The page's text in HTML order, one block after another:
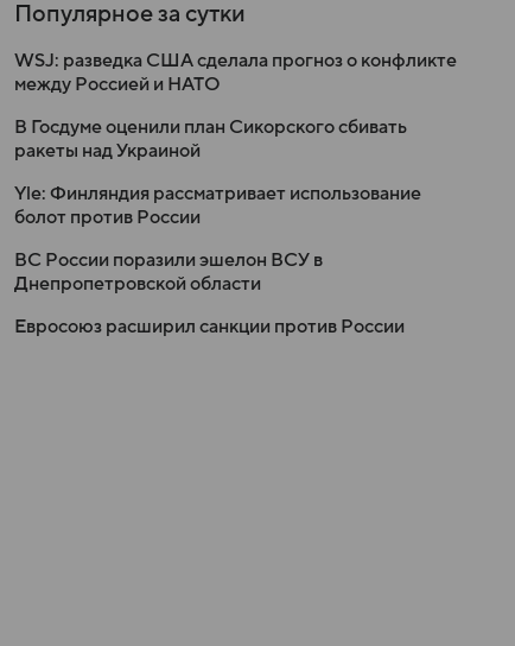
Популярное за сутки
WSJ: разведка США сделала прогноз о конфликте
между Россией и НАТО
В Госдуме оценили план Сикорского сбивать
ракеты над Украиной
Yle: Финляндия рассматривает использование
болот против России
ВС России поразили эшелон ВСУ в
Днепропетровской области
Евросоюз расширил санкции против России